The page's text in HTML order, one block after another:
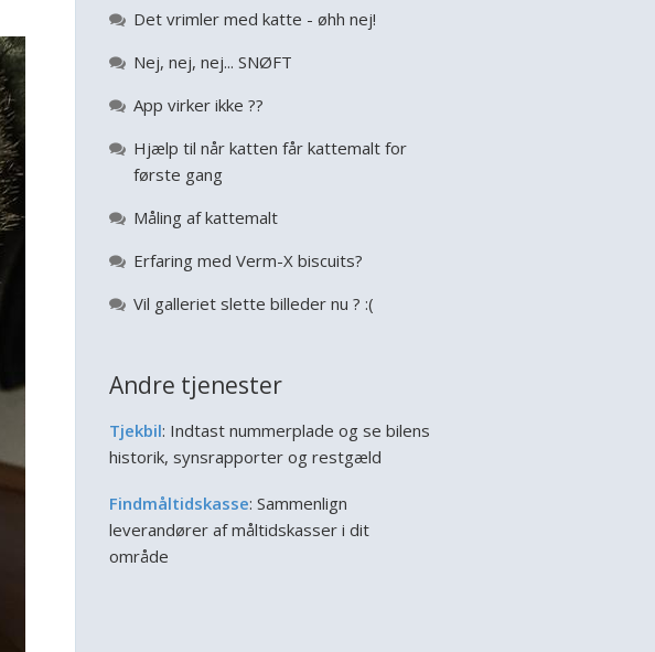
Det vrimler med katte - øhh nej!
Nej, nej, nej... SNØFT
App virker ikke ??
Hjælp til når katten får kattemalt for
første gang
Måling af kattemalt
Erfaring med Verm-X biscuits?
Vil galleriet slette billeder nu ? :(
Andre tjenester
Tjekbil: Indtast nummerplade og se bilens
historik, synsrapporter og restgæld
Findmåltidskasse: Sammenlign
leverandører af måltidskasser i dit
område